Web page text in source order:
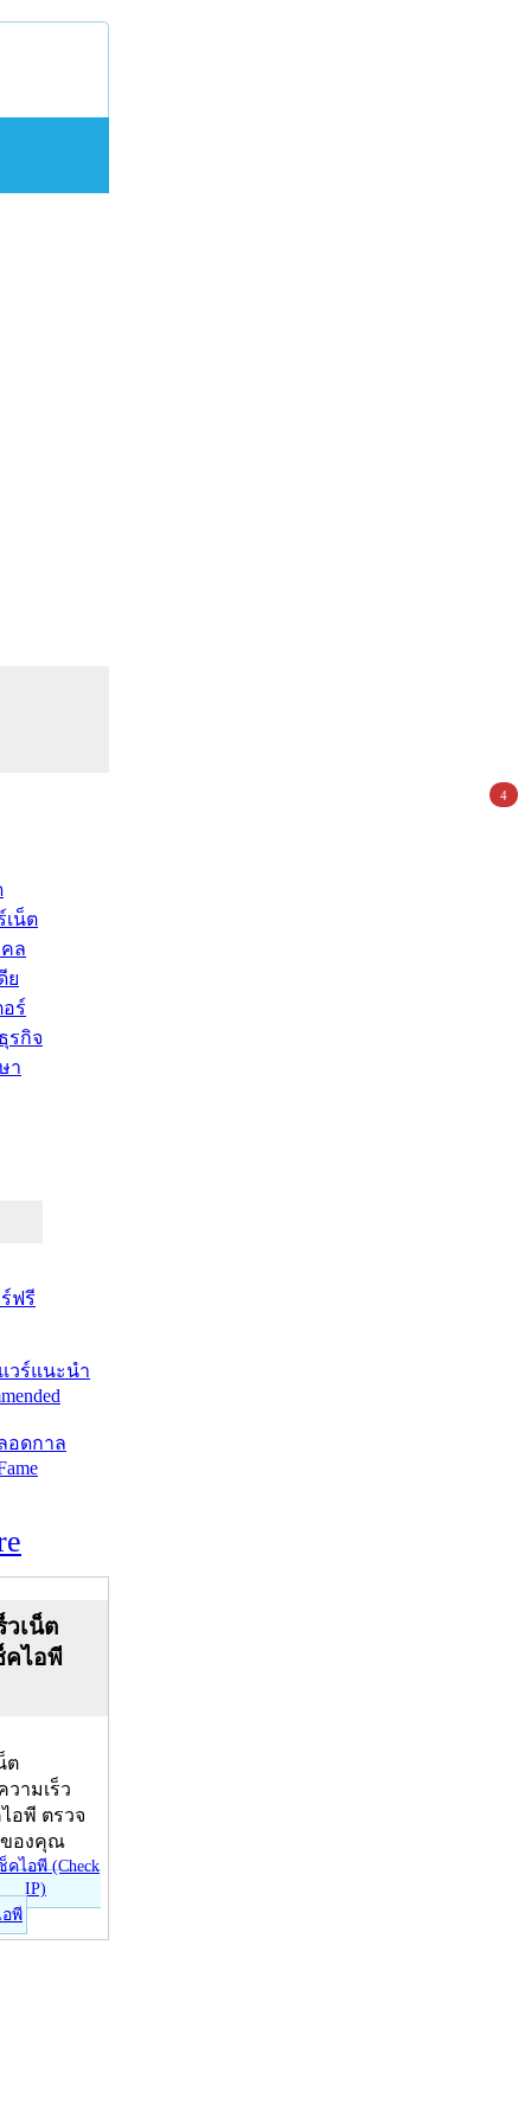
เน็ต
ล
ย
อร์
รกิจ
า
ฟรี
วร์แนะนำ
อดกาล
วเน็ต
คไอพี
ต
วามเร็ว
อพี ตรวจ
ของคุณ
อพี
4